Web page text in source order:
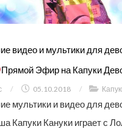
видео и мультики для
Прямой Эфир на Капуки
/ 05.10.2018 /
мультики и видео для
Капуки Кануки играет с